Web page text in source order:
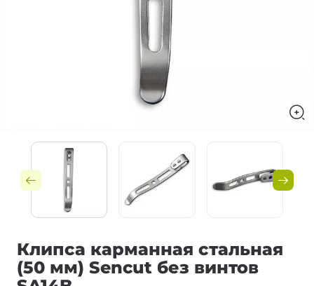
Клипса карманная стальная
(50 мм) Sencut без винтов